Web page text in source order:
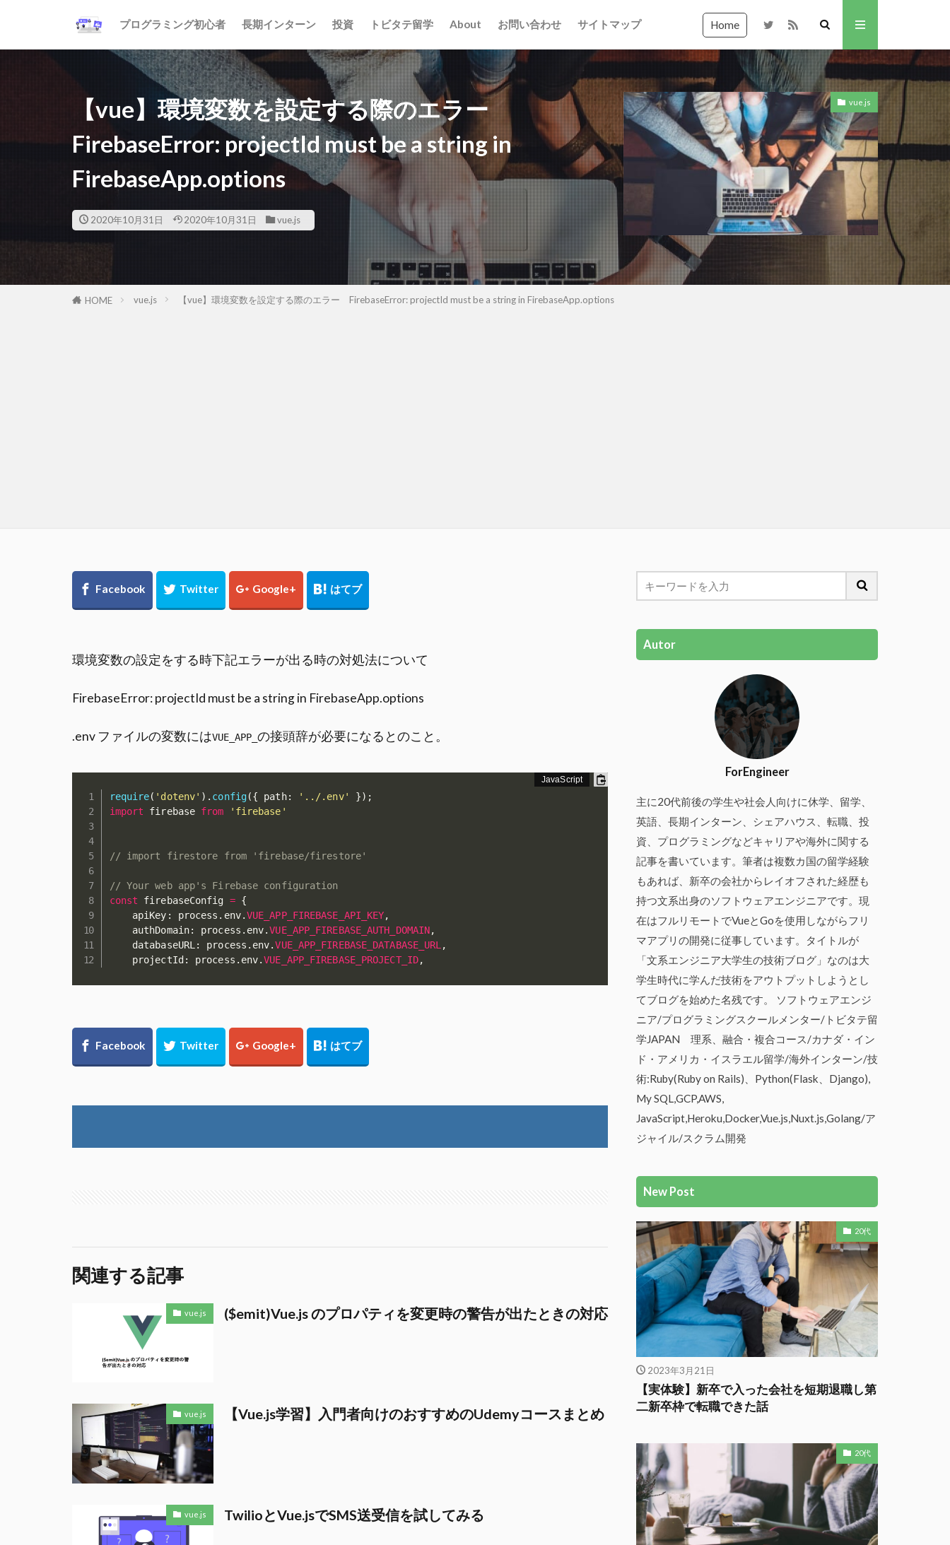
プログラミング初心者 長期インターン 投資 トビタテ留学 About お問い合わせ サイトマップ Home
【vue】環境変数を設定する際のエラー
FirebaseError: projectId must be a string in
FirebaseApp.options
2020年10月31日 2020年10月31日 vue.js
vue.js
HOME vue.js 【vue】環境変数を設定する際のエラー FirebaseError: projectId must be a string in FirebaseApp.options
環境変数の設定をする時下記エラーが出る時の対処法について
FirebaseError: projectId must be a string in FirebaseApp.options
.env ファイルの変数にはVUE_APP_ の接頭辞が必要になるとのこと。
require( 'dotenv' ) . config({ path: '../.env' }) ;
import firebase from 'firebase'
// import firestore from 'firebase/firestore'
// Your web app's Firebase configuration
const firebaseConfig = {
    apiKey
: process . env.VUE_APP_FIREBASE_API_KEY,
    authDomain
: process . env.VUE_APP_FIREBASE_AUTH_DOMAIN,
    databaseURL
: process . env.VUE_APP_FIREBASE_DATABASE_URL ,
    projectId
: process . env.VUE_APP_FIREBASE_PROJECT_ID,
関連する記事
vue.js ($emit)Vue.js のプロパティを変更時の警告が出たときの対応
vue.js 【Vue.js学習】入門者向けのおすすめのUdemyコースまとめ
vue.js TwilioとVue.jsでSMS送受信を試してみる
Autor
ForEngineer
主に20代前後の学生や社会人向けに休学、留学、
英語、長期インターン、シェアハウス、転職、投
資、プログラミングなどキャリアや海外に関する
記事を書いています。筆者は複数カ国の留学経験
もあれば、新卒の会社からレイオフされた経歴も
持つ文系出身のソフトウェアエンジニアです。現
在はフルリモートでVueとGoを使用しながらフリ
マアプリの開発に従事しています。タイトルが
「文系エンジニア大学生の技術ブログ」なのは大
学生時代に学んだ技術をアウトプットしようとし
てブログを始めた名残です。 ソフトウェアエンジ
ニア/プログラミングスクールメンター/トビタテ留
学JAPAN 理系、融合・複合コース/カナダ・イン
ド・アメリカ・イスラエル留学/海外インターン/技
術:Ruby(Ruby on Rails)、Python(Flask、Django),
My SQL,GCP,AWS,
JavaScript,Heroku,Docker,Vue.js,Nuxt.js,Golang/ア
ジャイル/スクラム開発
New Post
20代
2023年3月21日
【実体験】新卒で入った会社を短期退職し第
二新卒枠で転職できた話
20代